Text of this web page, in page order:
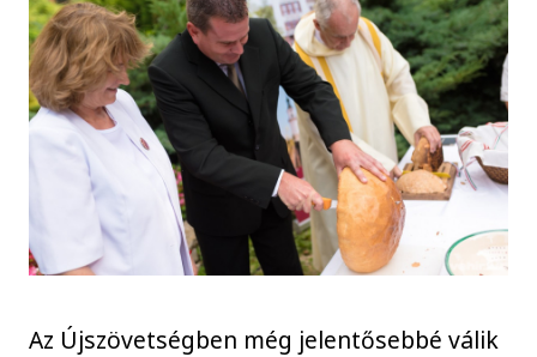
Az Újszövetségben még jelentősebbé válik